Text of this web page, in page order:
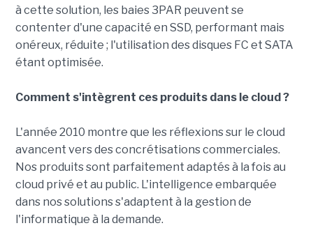
à cette solution, les baies 3PAR peuvent se
contenter d'une capacité en SSD, performant mais
onéreux, réduite ; l'utilisation des disques FC et SATA
étant optimisée.
Comment s'intègrent ces produits dans le cloud ?
L'année 2010 montre que les réflexions sur le cloud
avancent vers des concrétisations commerciales.
Nos produits sont parfaitement adaptés à la fois au
cloud privé et au public. L'intelligence embarquée
dans nos solutions s'adaptent à la gestion de
l'informatique à la demande.